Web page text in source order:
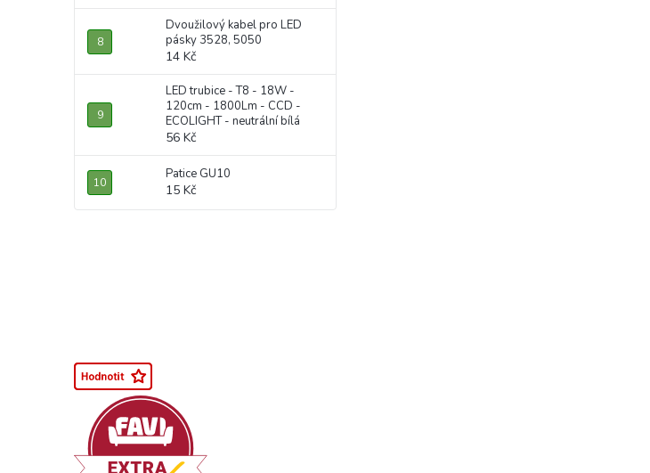
Dvoužilový kabel pro LED
pásky 3528, 5050
14 Kč
LED trubice - T8 - 18W -
120cm - 1800Lm - CCD -
ECOLIGHT - neutrální bílá
56 Kč
Patice GU10
15 Kč